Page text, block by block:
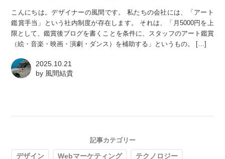
こんにちは。デザイナーの風間です。 私たちの会社には、「アート
鑑賞手当」という社内制度が存在します。 それは、「月5000円を上
限として、鑑賞後ブログを書くことを条件に、スタッフのアート鑑賞
（絵・音楽・映画・演劇・ダンス）を補助する」というもの。 […]
2025.10.21
by 風間結貴
記事カテゴリー
デザイン Webマーケティング テクノロジー